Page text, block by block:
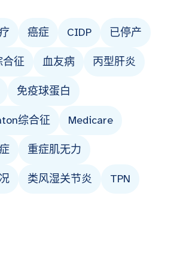
癌症 CIDP 已停产
征 血友病 丙型肝炎
免疫球蛋白
综合征 Medicare
重症肌无力
类风湿关节炎 TPN